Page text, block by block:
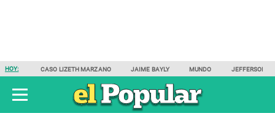
HOY: CASO LIZETH MARZANO JAIME BAYLY MUNDO JEFFERSON